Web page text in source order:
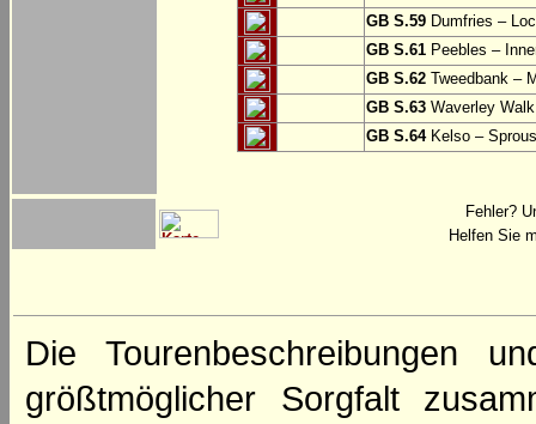
GB S.59 Dumfries –
GB S.61 Peebles –
GB S.62 Tweedbank –
GB S.63 Waverley
GB S.64Kelso –
Fehler?
Helfen Sie
Die Tourenbeschreibungen
größtmöglicher Sorgfalt